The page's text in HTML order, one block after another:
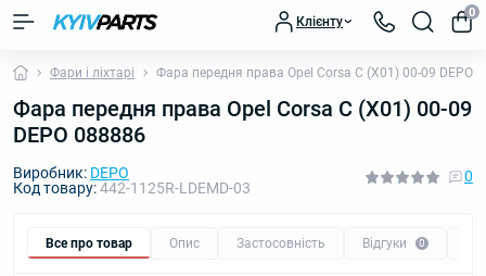
Клієнту
0
Фари і ліхтарі Фара передня права Opel Corsa C (X01) 00-09 DEPO
Фара передня права Opel Corsa C (X01) 00-09
DEPO 088886
Виробник: DEPO
Код товару:442-1125R-LDEMD-03
0
Все про товар Опис Застосовність Відгуки 0